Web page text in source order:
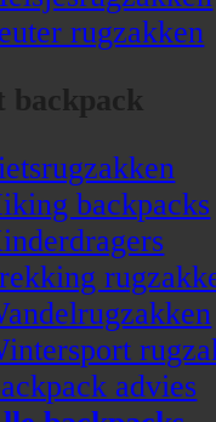
rugzakken
backpack
backpacks
advies